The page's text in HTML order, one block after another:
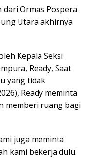
Ormas Pospera,
Utara akhirnya
Kepala Seksi
Ready, Saat
yang tidak
Ready meminta
memberi ruang bagi
juga meminta
kami bekerja dulu.